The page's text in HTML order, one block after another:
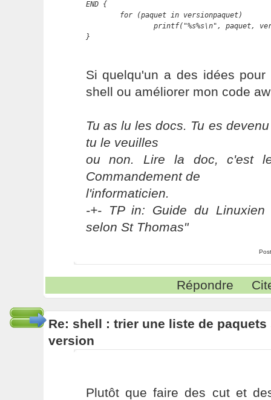
END {
        for (paquet in versionpaquet)
printf("%s%s\n", paquet,
Si quelqu'un a des idées
shell ou améliorer mon code
Tu as lu les docs. Tu es
tu le veuilles
ou non. Lire la doc, c'est
Commandement de
l'informaticien.
-+- TP in: Guide du Linuxien
selon St Thomas"
Répondre
Re: shell : trier une liste de
version
Plutôt que faire des cut et